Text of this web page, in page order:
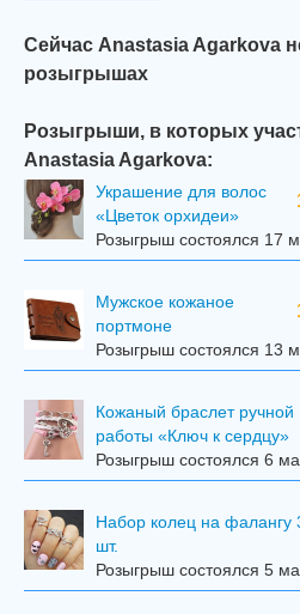
Сейчас Anastasia Agarkova
розыгрышах
Розыгрыши, в которых
Anastasia Agarkova:
Украшение для волос
«Цветок орхидеи»
Розыгрыш состоялся 17
Мужское кожаное
портмоне
Розыгрыш состоялся 13
Кожаный браслет ручной
работы «Ключ к сердцу»
Розыгрыш состоялся 6
Набор колец на фалангу
шт.
Розыгрыш состоялся 5